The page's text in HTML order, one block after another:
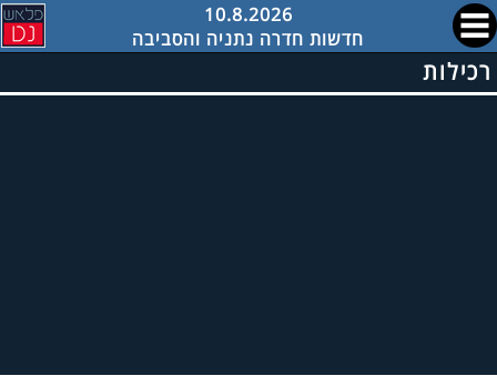
10.8.2026
חדשות חדרה נתניה והסביבה
רכילות